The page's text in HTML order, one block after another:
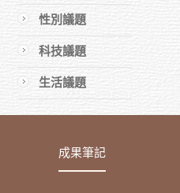
性別議題
科技議題
生活議題
成果筆記